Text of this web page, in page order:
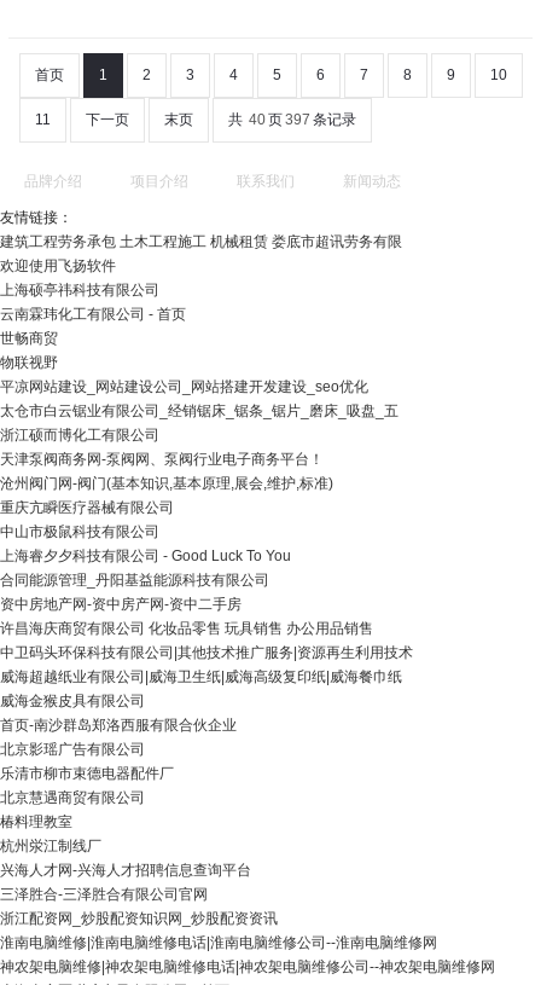
首页 1 2 3 4 5 6 7 8 9 10
11 下一页 末页 共 40页397 条记录
品牌介绍 项目介绍 联系我们 新闻动态
友情链接：
建筑工程劳务承包 土木工程施工 机械租赁 娄底市超讯劳务有限
欢迎使用飞扬软件
上海硕亭祎科技有限公司
云南霖玮化工有限公司 - 首页
世畅商贸
物联视野
平凉网站建设_网站建设公司_网站搭建开发建设_seo优化
太仓市白云锯业有限公司_经销锯床_锯条_锯片_磨床_吸盘_五
浙江硕而博化工有限公司
天津泵阀商务网-泵阀网、泵阀行业电子商务平台！
沧州阀门网-阀门(基本知识,基本原理,展会,维护,标准)
重庆亢瞬医疗器械有限公司
中山市极鼠科技有限公司
上海睿夕夕科技有限公司 - Good Luck To You
合同能源管理_丹阳基益能源科技有限公司
资中房地产网-资中房产网-资中二手房
许昌海庆商贸有限公司 化妆品零售 玩具销售 办公用品销售
中卫码头环保科技有限公司|其他技术推广服务|资源再生利用技术
威海超越纸业有限公司|威海卫生纸|威海高级复印纸|威海餐巾纸
威海金猴皮具有限公司
首页-南沙群岛郑洛西服有限合伙企业
北京影瑶广告有限公司
乐清市柳市束德电器配件厂
北京慧遇商贸有限公司
椿料理教室
杭州泶江制线厂
兴海人才网-兴海人才招聘信息查询平台
三泽胜合-三泽胜合有限公司官网
浙江配资网_炒股配资知识网_炒股配资资讯
淮南电脑维修|淮南电脑维修电话|淮南电脑维修公司--淮南电脑维修网
神农架电脑维修|神农架电脑维修电话|神农架电脑维修公司--神农架电脑维修网